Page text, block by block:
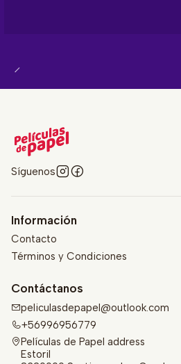
Síguenos
Información
Contacto
Términos y Condiciones
Contáctanos
peliculasdepapel@outlook.com
+56996956779
Películas de Papel address
Estoril